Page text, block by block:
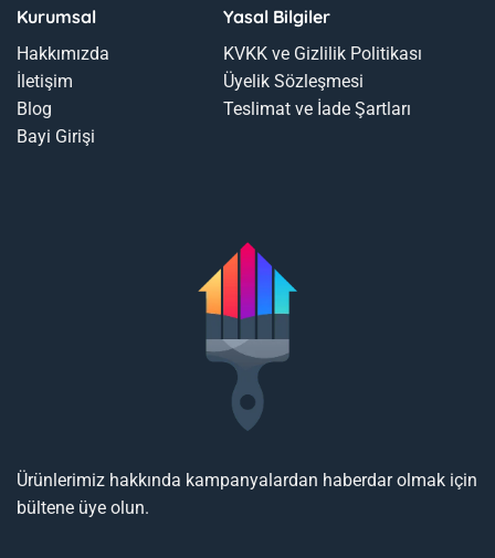
Kurumsal
Hakkımızda
İletişim
Blog
Bayi Girişi
Yasal Bilgiler
KVKK ve Gizlilik Politikası
Üyelik Sözleşmesi
Teslimat ve İade Şartları
Ürünlerimiz hakkında kampanyalardan haberdar olmak için
bültene üye olun.